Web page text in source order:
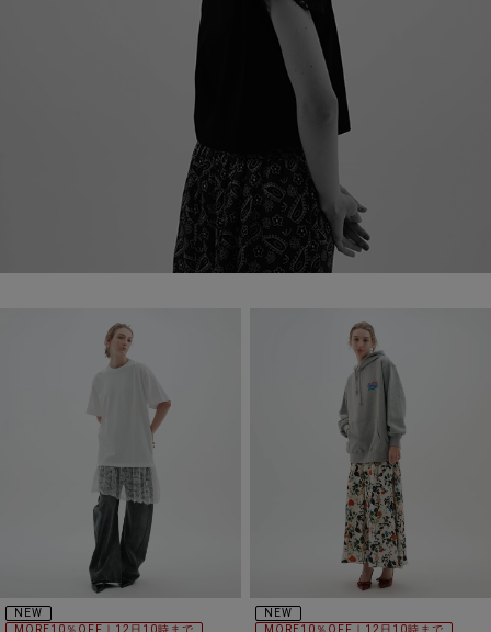
NEW
MORE10％OFF｜12日10時まで
NEW
MORE10％OFF｜12日10時まで